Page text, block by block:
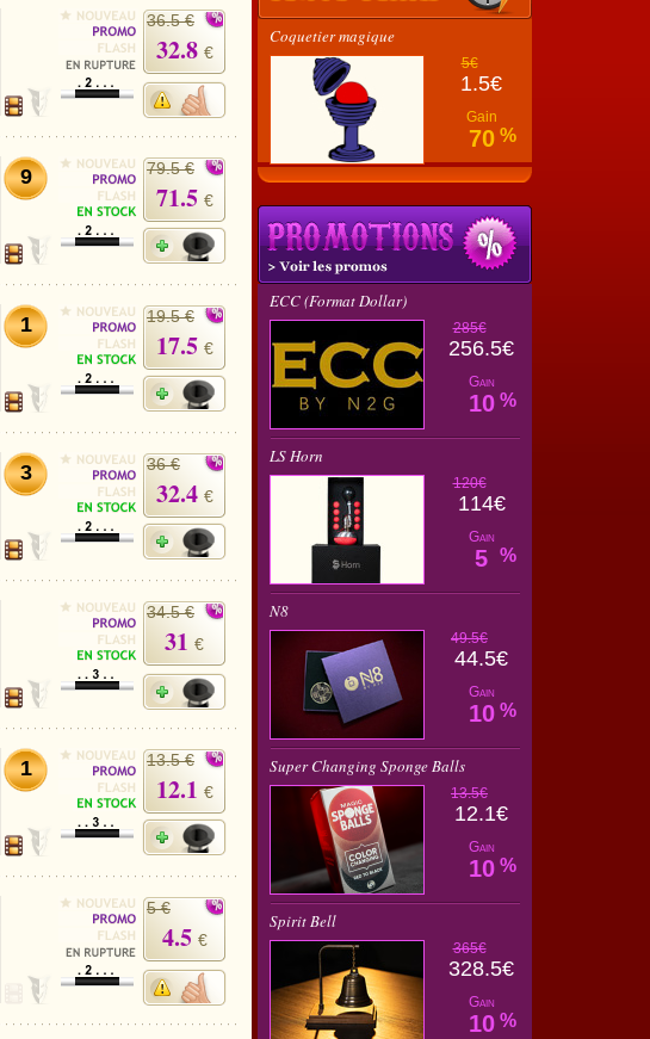
36.5 €
32.8 €
9 79.5 €
71.5 €
1 19.5 €
17.5 €
3 36 €
32.4 €
34.5 €
31 €
1 13.5 €
12.1 €
5 €
4.5 €
Coquetier magique
5€
1.5€
Gain
70 %
ECC (Format Dollar)
285€
256.5€
Gain
10 %
LS Horn
120€
114€
Gain
5 %
N8
49.5€
44.5€
Gain
10 %
Super Changing Sponge Balls
13.5€
12.1€
Gain
10 %
Spirit Bell
365€
328.5€
Gain
10 %